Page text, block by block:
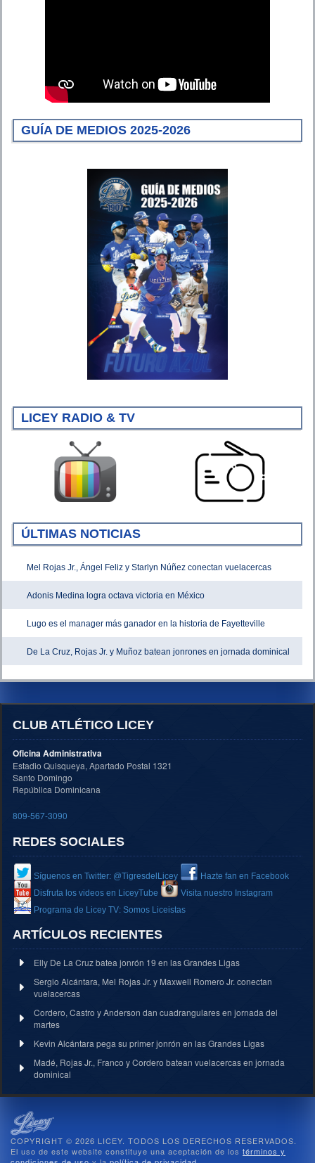
GUÍA DE MEDIOS 2025-2026
LICEY RADIO & TV
ÚLTIMAS NOTICIAS
Mel Rojas Jr., Ángel Feliz y Starlyn Núñez conectan vuelacercas
Adonis Medina logra octava victoria en México
Lugo es el manager más ganador en la historia de Fayetteville
De La Cruz, Rojas Jr. y Muñoz batean jonrones en jornada dominical
CLUB ATLÉTICO LICEY
Oficina Administrativa
Estadio Quisqueya, Apartado Postal 1321
Santo Domingo
República Dominicana
809-567-3090
REDES SOCIALES
Síguenos en Twitter: @TigresdelLicey
Hazte fan en Facebook
Disfruta los videos en LiceyTube
Visita nuestro Instagram
Programa de Licey TV: Somos Liceistas
ARTÍCULOS RECIENTES
Elly De La Cruz batea jonrón 19 en las Grandes Ligas
Sergio Alcántara, Mel Rojas Jr. y Maxwell Romero Jr. conectan
vuelacercas
Cordero, Castro y Anderson dan cuadrangulares en jornada del
martes
Kevin Alcántara pega su primer jonrón en las Grandes Ligas
Madé, Rojas Jr., Franco y Cordero batean vuelacercas en jornada
dominical
COPYRIGHT © 2026 LICEY. TODOS LOS DERECHOS RESERVADOS.
El uso de este website constituye una aceptación de los términos y